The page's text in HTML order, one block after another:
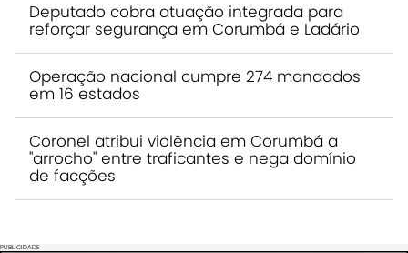
Deputado cobra atuação integrada para
reforçar segurança em Corumbá e Ladário
Operação nacional cumpre 274 mandados
em 16 estados
Coronel atribui violência em Corumbá a
"arrocho" entre traficantes e nega domínio
de facções
PUBLICIDADE